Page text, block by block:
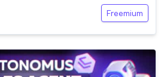
Freemium